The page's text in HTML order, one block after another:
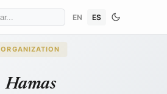
EN ES
ORGANIZATION
Hamas